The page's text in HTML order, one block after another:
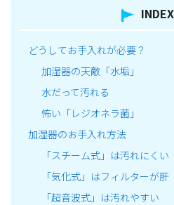
INDEX
どうしてお手入れが必要？
加湿器の天敵「水垢」
水だって汚れる
怖い「レジオネラ菌」
加湿器のお手入れ方法
「スチーム式」は汚れにくい
「気化式」はフィルターが肝
「超音波式」は汚れやすい